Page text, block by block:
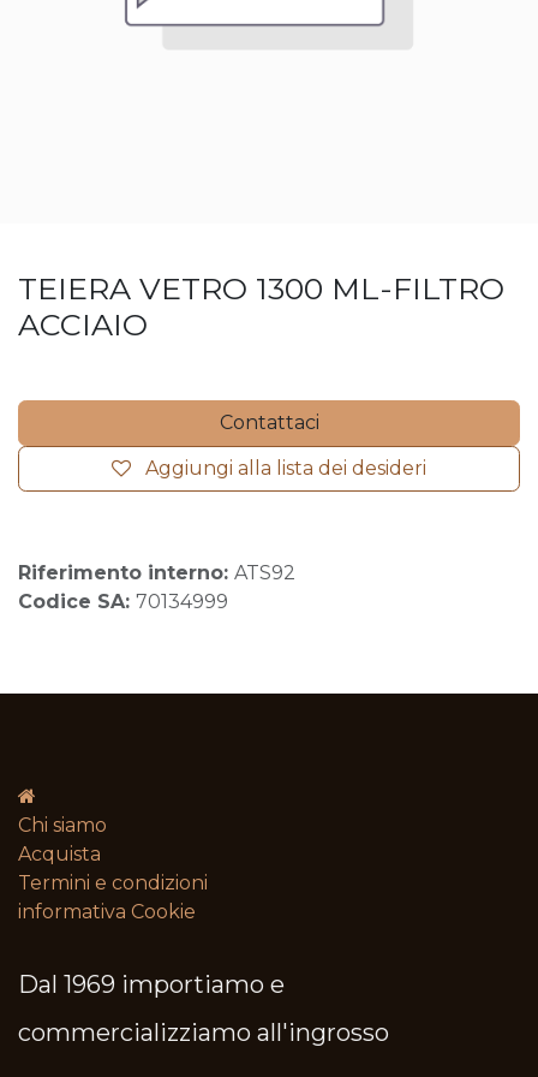
TEIERA VETRO 1300 ML-FILTRO
ACCIAIO
Contattaci
Aggiungi alla lista dei desideri
Riferimento interno: ATS92
Codice SA: 70134999
Chi siamo
Acquista
Termini e condizioni​
informativa Cookie
Dal 1969 importiamo e
commercializziamo all'ingrosso